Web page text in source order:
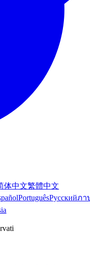
体中文繁體中文
PortuguêsРусскийภา